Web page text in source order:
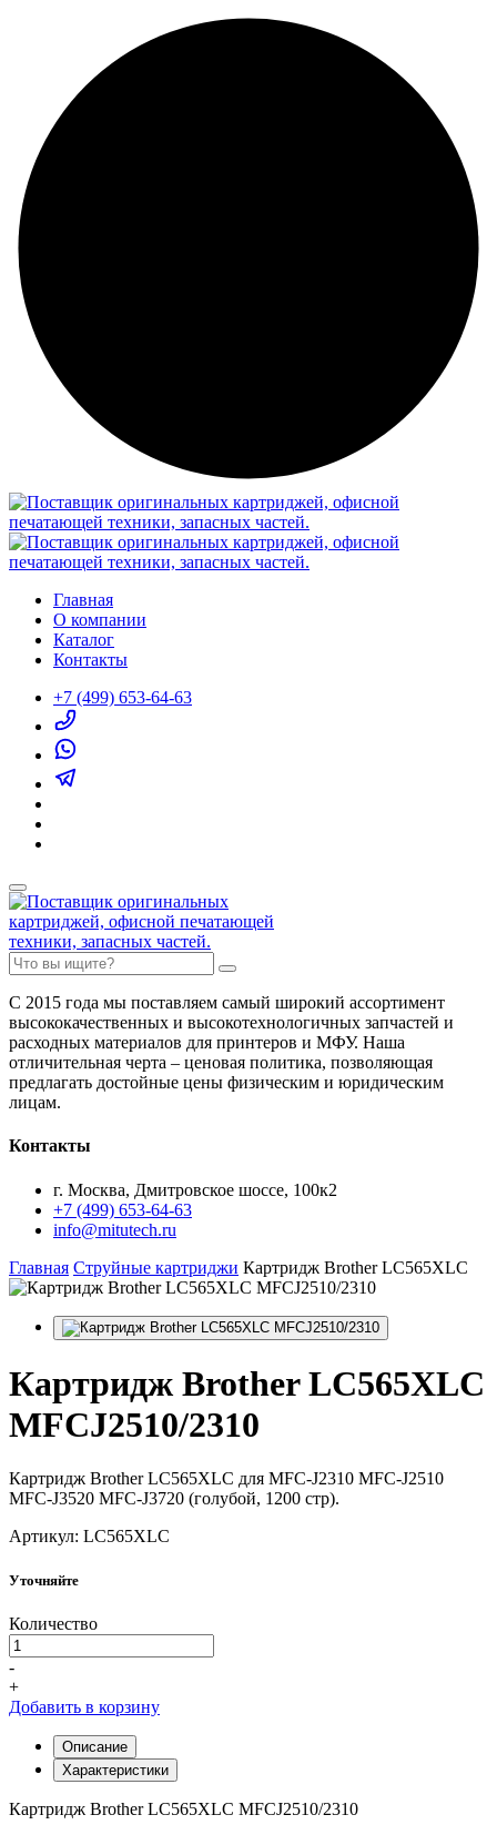
Главная
О компании
Каталог
Контакты
+7 (499) 653-64-63
С 2015 года мы поставляем самый широкий ассортимент
высококачественных и высокотехнологичных запчастей и
расходных материалов для принтеров и МФУ. Наша
отличительная черта – ценовая политика, позволяющая
предлагать достойные цены физическим и юридическим
лицам.
Контакты
г. Москва, Дмитровское шоссе, 100к2
+7 (499) 653-64-63
info@mitutech.ru
Главная Струйные картриджи Картридж Brother LC565XLC
Картридж Brother LC565XLC
MFCJ2510/2310
Картридж Brother LC565XLC для MFC-J2310 MFC-J2510
MFC-J3520 MFC-J3720 (голубой, 1200 стр).
Артикул: LC565XLC
Уточняйте
Количество
-
+
Добавить в корзину
Описание
Характеристики
Картридж Brother LC565XLC MFCJ2510/2310